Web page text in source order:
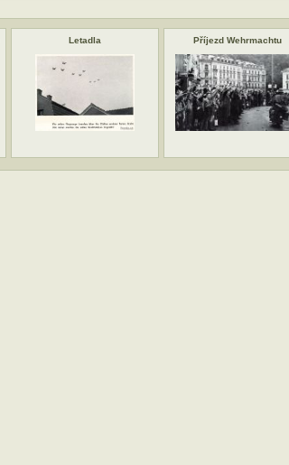
Letadla Příjezd Wehrmachtu